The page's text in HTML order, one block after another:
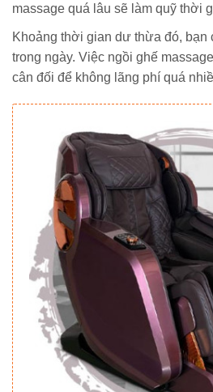
massage quá lâu sẽ làm quỹ thời
Khoảng thời gian dư thừa đó, bạn
trong ngày. Việc ngồi ghế
cân đối để không lãng phí quá